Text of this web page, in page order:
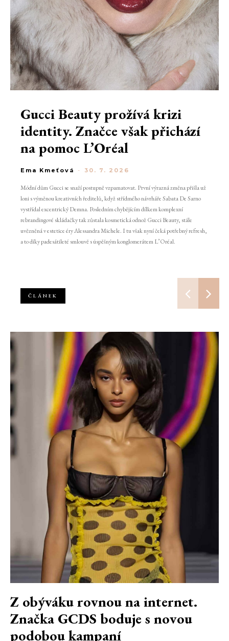
Gucci Beauty prožívá krizi
identity. Značce však přichází
na pomoc L’Oréal
Ema Kmeťová - 30. 7. 2026
Módní dům Gucci se snaží postupně vzpamatovat. První výrazná změna přišla už
loni s výměnou kreativních ředitelů, když střídmého návrháře Sabata De Sarno
vystřídal excentrický Demna. Posledním chybějícím dílkem komplexní
rebrandingové skládačky tak zůstala kosmetická odnož Gucci Beauty, stále
uvězněná v estetice éry Alessandra Michele. I tu však nyní čeká potřebný refresh,
a to díky padesátileté smlouvě s úspěšným konglomerátem L’Oréal.
ČLÁNEK
Z obýváku rovnou na internet.
Značka GCDS boduje s novou
podobou kampaní